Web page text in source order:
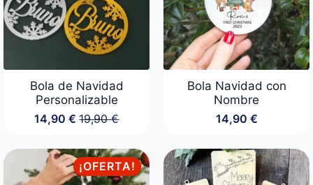
Bola de Navidad
Personalizable
19,90€
El
original
era:
19,90 €.
14,90 € El
actual
es:
14,90 €.
Bola Navidad con
Nombre
14,90 €
¡OFERTA!